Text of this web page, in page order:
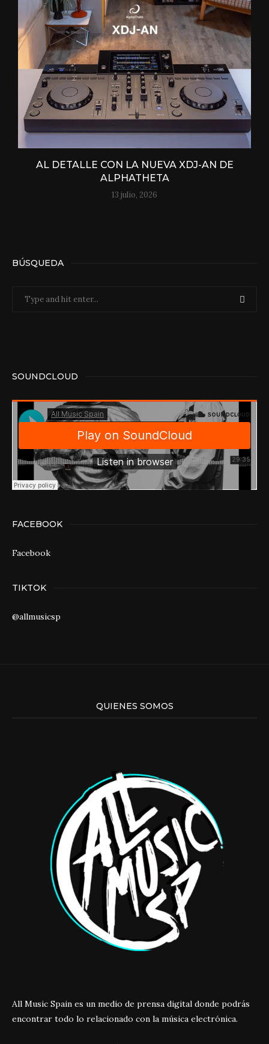
AL DETALLE CON LA NUEVA XDJ-AN DE
ALPHATHETA
13 julio, 2026
BÚSQUEDA
SOUNDCLOUD
FACEBOOK
Facebook
TIKTOK
@allmusicsp
QUIENES SOMOS
All Music Spain es un medio de prensa digital donde podrás
encontrar todo lo relacionado con la música electrónica.